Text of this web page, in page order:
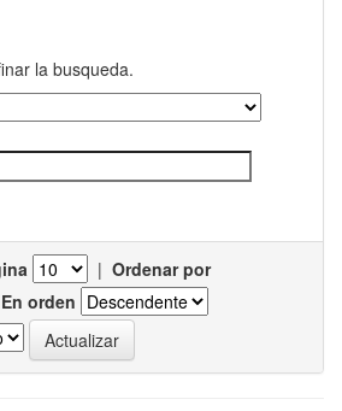
la busqueda.
| Ordenar por
En orden